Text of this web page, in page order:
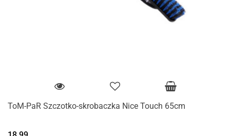
ToM-PaR Szczotko-skrobaczka Nice Touch 65cm